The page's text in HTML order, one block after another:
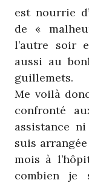
est nourrie
de «
l’autre soir
aussi au
guillemets.
Me voilà
confronté
assistance
suis
mois à
combien je